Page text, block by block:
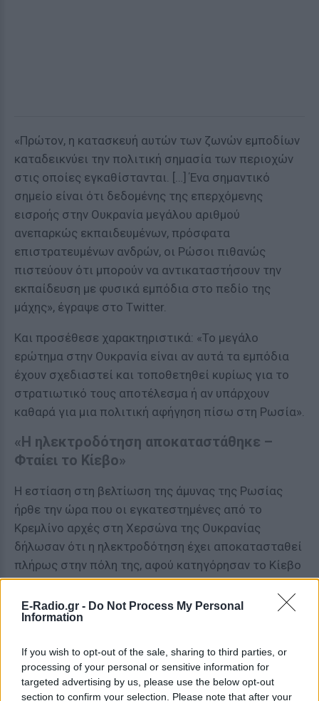
E-Radio.gr - Do Not Process My Personal
Information
If you wish to opt-out of the sale, sharing to third parties, or
processing of your personal or sensitive information for
targeted advertising by us, please use the below opt-out
section to confirm your selection. Please note that after your
«Πρώτον, η κατασκευή αυτών των ζωνών εμποδίων
καταδεικνύει την πολιτική σημασία των περιοχών
στις οποίες εγκαθίστανται. […] Ένα σημαντικό
σημείο είναι ότι δεδομένης της επερχόμενης
εισροής στην Ουκρανία μεγάλου αριθμού
ανεπαρκώς εκπαιδευμένων, πρόσφατα
επιστρατευμένων ανδρών, οι Ρώσοι πιθανώς
πιστεύουν ότι μπορούν να αντικαταστήσουν την
εκπαίδευση με φυσικά εμπόδια στο πεδίο της
μάχης», έγραψε στο Twitter.
Και προσέθεσε χαρακτηριστικά: «Το μεγάλο
ερώτημα στην Ουκρανία είναι αν αυτά τα εμπόδια
έχουν σχεδιαστεί και τοποθετηθεί κυρίως για το
στρατιωτικό τους αποτέλεσμα ή αν υπάρχουν
καθαρά για μια πολιτική αφήγηση πίσω στη Ρωσία».
«Η ηλεκτροδότηση αποκαταστάθηκε –
Φταίει το Κίεβο»
Η εστίαση στη βελτίωση της άμυνας της Ρωσίας
ήρθε την ώρα που οι εγκατεστημένες από το
Κρεμλίνο αρχές στη Χερσώνα της Ουκρανίας
δήλωσαν ότι η ηλεκτροδότηση έχει αποκατασταθεί
πλήρως στην πόλη της, αφού κατηγόρησαν το Κίεβο
για επιθέσεις που διέκοψαν την παροχή νερού και
ηλεκτρικού ρεύματος.
κατέλαβε η Ρωσία, μετά την ανακοίνωση της
Μόσχας για την «ειδική στρατιωτική επιχείρηση»
τον Φεβρουάριο και η πόλη υπέστη διακοπές στην